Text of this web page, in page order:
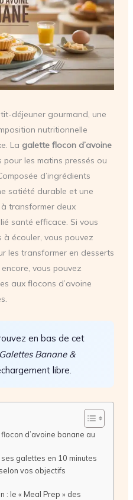
déjeuner gourmand, une
nutritionnelle
La galette flocon d’avoine
les matins pressés ou
d’ingrédients
satiété durable et une
transformer deux
santé efficace. Si vous
écouler, vous pouvez
les transformer en desserts
vous pouvez
aux flocons d’avoine
en bas de cet
Banane &
libre.
d’avoine banane au
galettes en 10 minutes
vos objectifs
: le « Meal Prep » des